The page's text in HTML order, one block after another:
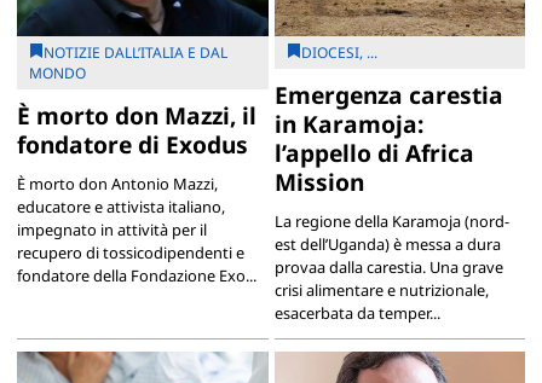
NOTIZIE DALL’ITALIA E DAL
MONDO
È morto don Mazzi, il
fondatore di Exodus
È morto don Antonio Mazzi,
educatore e attivista italiano,
impegnato in attività per il
recupero di tossicodipendenti e
fondatore della Fondazione Exo...
DIOCESI, ...
Emergenza carestia
in Karamoja:
l’appello di Africa
Mission
La regione della Karamoja (nord-
est dell’Uganda) è messa a dura
provaa dalla carestia. Una grave
crisi alimentare e nutrizionale,
esacerbata da temper...